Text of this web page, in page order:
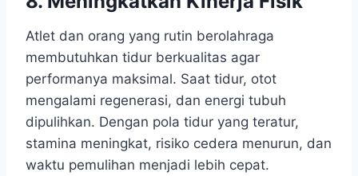
Atlet dan orang yang rutin berolahraga
membutuhkan tidur berkualitas agar
performanya maksimal. Saat tidur, otot
mengalami regenerasi, dan energi tubuh
dipulihkan. Dengan pola tidur yang teratur,
stamina meningkat, risiko cedera menurun, dan
waktu pemulihan menjadi lebih cepat.